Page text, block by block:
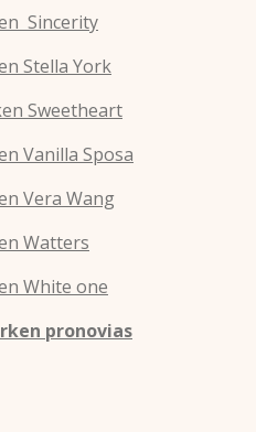
Sincerity
Stella York
Sweetheart
Vanilla Sposa
Vera Wang
Watters
White one
pronovias